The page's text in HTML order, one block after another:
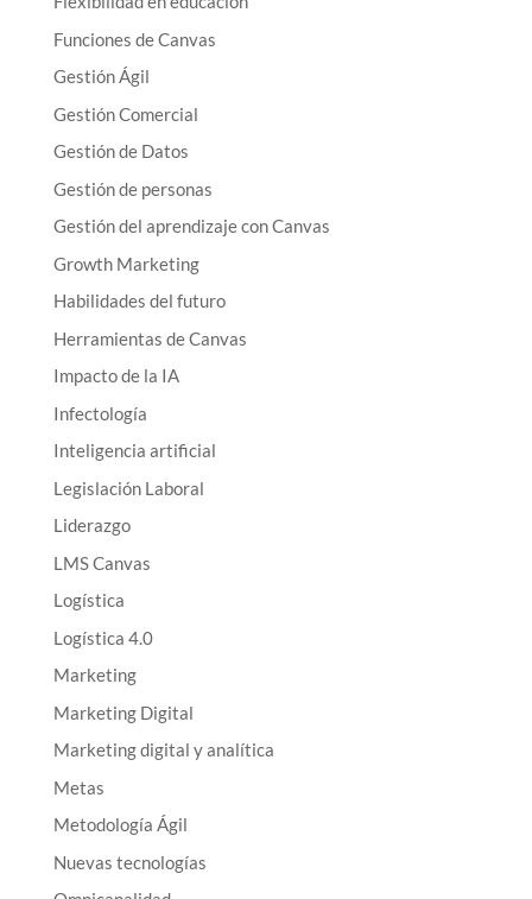
Funciones de Canvas
Gestión Ágil
Gestión Comercial
Gestión de Datos
Gestión de personas
Gestión del aprendizaje con Canvas
Growth Marketing
Habilidades del futuro
Herramientas de Canvas
Impacto de la IA
Infectología
Inteligencia artificial
Legislación Laboral
Liderazgo
LMS Canvas
Logística
Logística 4.0
Marketing
Marketing Digital
Marketing digital y analítica
Metas
Metodología Ágil
Nuevas tecnologías